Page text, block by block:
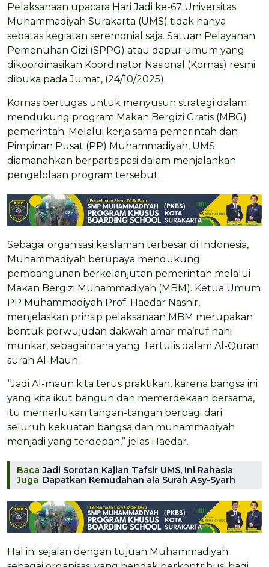
Pelaksanaan upacara Hari Jadi ke-67 Universitas
Muhammadiyah Surakarta (UMS) tidak hanya
sebatas kegiatan seremonial saja. Satuan Pelayanan
Pemenuhan Gizi (SPPG) atau dapur umum yang
dikoordinasikan Koordinator Nasional (Kornas) resmi
dibuka pada Jumat, (24/10/2025).
Kornas bertugas untuk menyusun strategi dalam
mendukung program Makan Bergizi Gratis (MBG)
pemerintah. Melalui kerja sama pemerintah dan
Pimpinan Pusat (PP) Muhammadiyah, UMS
diamanahkan berpartisipasi dalam menjalankan
pengelolaan program tersebut.
Sebagai organisasi keislaman terbesar di Indonesia,
Muhammadiyah berupaya mendukung
pembangunan berkelanjutan pemerintah melalui
Makan Bergizi Muhammadiyah (MBM). Ketua Umum
PP Muhammadiyah Prof. Haedar Nashir,
menjelaskan prinsip pelaksanaan MBM merupakan
bentuk perwujudan dakwah amar ma’ruf nahi
munkar, sebagaimana yang tertulis dalam Al-Quran
surah Al-Maun.
“Jadi Al-maun kita terus praktikan, karena bangsa ini
yang kita ikut bangun dan memerdekaan bersama,
itu memerlukan tangan-tangan berbagi dari
seluruh kekuatan bangsa dan muhammadiyah
menjadi yang terdepan,” jelas Haedar.
Baca
Juga
Jadi Sorotan Kajian Tafsir UMS, Ini Rahasia
Dapatkan Kemudahan ala Surah Asy-Syarh
Hal ini sejalan dengan tujuan Muhammadiyah